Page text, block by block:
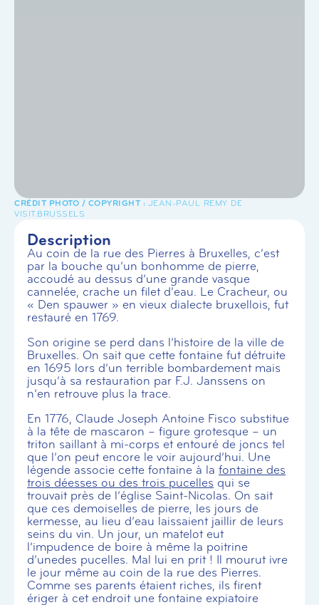
JEAN-PAUL REMY DE
VISIT.BRUSSELS
Description
Au coin de la rue des Pierres à Bruxelles, c’est
par la bouche qu’un bonhomme de pierre,
accoudé au dessus d’une grande vasque
cannelée, crache un filet d’eau. Le Cracheur, ou
« Den spauwer » en vieux dialecte bruxellois, fut
restauré en 1769.
Son origine se perd dans l’histoire de la ville de
Bruxelles. On sait que cette fontaine fut détruite
en 1695 lors d’un terrible bombardement mais
jusqu’à sa restauration par F.J. Janssens on
n’en retrouve plus la trace.
En 1776, Claude Joseph Antoine Fisco substitue
à la tête de mascaron – figure grotesque – un
triton saillant à mi-corps et entouré de joncs tel
que l’on peut encore le voir aujourd’hui. Une
légende associe cette fontaine à la fontaine des
trois déesses ou des trois pucelles qui se
trouvait près de l’église Saint-Nicolas. On sait
que ces demoiselles de pierre, les jours de
kermesse, au lieu d’eau laissaient jaillir de leurs
seins du vin. Un jour, un matelot eut
l’impudence de boire à même la poitrine
d’unedes pucelles. Mal lui en prit ! Il mourut ivre
le jour même au coin de la rue des Pierres.
Comme ses parents étaient riches, ils firent
ériger à cet endroit une fontaine expiatoire